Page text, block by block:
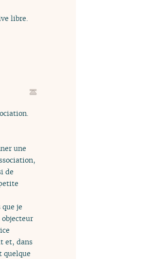
libre.
une
de
je
objecteur
et, dans
quelque